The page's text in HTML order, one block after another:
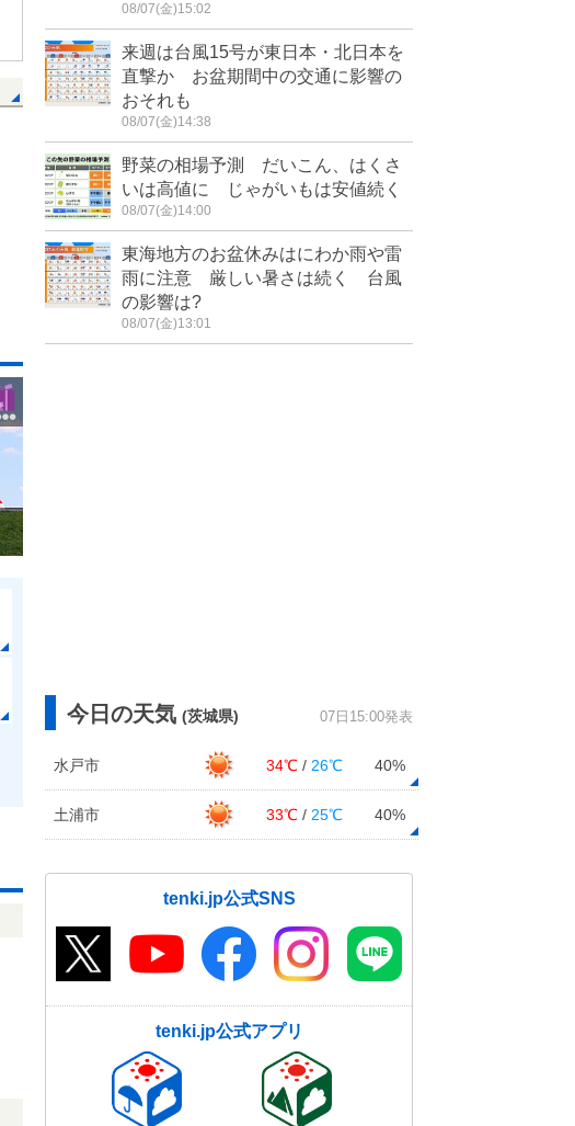
08/07(金)15:02
来週は台風15号が東日本・北日本を
直撃か お盆期間中の交通に影響の
おそれも
08/07(金)14:38
野菜の相場予測 だいこん、はくさ
いは高値に じゃがいもは安値続く
08/07(金)14:00
東海地方のお盆休みはにわか雨や雷
雨に注意 厳しい暑さは続く 台風
の影響は?
08/07(金)13:01
今日の天気 (茨城県) 07日15:00発表
水戸市 34℃ / 26℃ 40%
土浦市 33℃ / 25℃ 40%
tenki.jp公式SNS
tenki.jp公式アプリ